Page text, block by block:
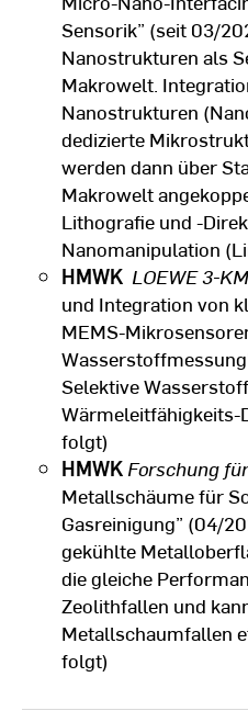
Messung an
Mechanische
interdisziplinäre
Bachelor Angewandte
Auswahl von
Entwurf von nicht-
Knickung)
Physik der Oberfläche
(Master Angewandte
Anwendungen
Oberflächen-
Herstellung dünner
Analytik an dünnen
Aktuelle Themen
Systeme)
Physik elektrischer
(Master Angewandte
Sensorik” (seit 03/
Nanostrukturen als
Makrowelt.
Nanostrukturen
dedizierte
werden dann über
Makrowelt
Lithografie und -
Nanomanipulation
HMWK LOEWE 3-
und Integration von
MEMS-
Selektive
Wärmeleitfähigkeits-
folgt)
HMWK Forschung
Metallschäume für
Gasreinigung” (04/
gekühlte
die gleiche
Zeolithfallen und
Metallschaumfallen
folgt)